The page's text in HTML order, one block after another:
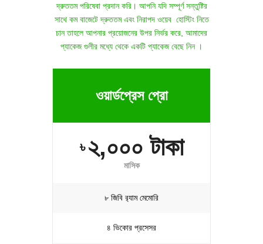
দ্রুততম পরিষেবা প্রদান করি। আপনি যদি সম্পূর্ণ সন্তুষ্টির
সাথে কম বাজেটে দ্রুততম এবং নিরাপদ ওয়েব হোস্টিং নিতে
চান তাহলে আপনার প্রয়োজনের উপর নির্ভর করে, আমাদের
প্যাকেজ গুলীর মধ্যে থেকে একটি প্যাকেজ বেছে নিন ।
ওয়ার্ডপ্রেস প্রো
৳ ২,০০০ টাকা
মাসিক
৮ জিবি র‍্যাম মেমোরি
৪ ভিকোর প্রসেসর